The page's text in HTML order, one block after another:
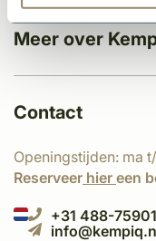
Meer over
Contact
Openingstijden: ma
Reserveer hier een
+31 488-